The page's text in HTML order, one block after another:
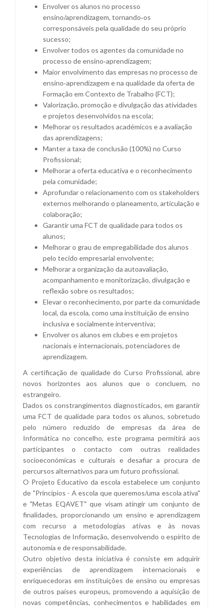
Envolver os alunos no processo
ensino/aprendizagem, tornando‐os
corresponsáveis pela qualidade do seu próprio
sucesso;
Envolver todos os agentes da comunidade no
processo de ensino‐aprendizagem;
Maior envolvimento das empresas no processo de
ensino‐aprendizagem e na qualidade da oferta de
Formação em Contexto de Trabalho (FCT);
Valorização, promoção e divulgação das atividades
e projetos desenvolvidos na escola;
Melhorar os resultados académicos e a avaliação
das aprendizagens;
Manter a taxa de conclusão (100%) no Curso
Profissional;
Melhorar a oferta educativa e o reconhecimento
pela comunidade;
Aprofundar o relacionamento com os stakeholders
externos melhorando o planeamento, articulação e
colaboração;
Garantir uma FCT de qualidade para todos os
alunos;
Melhorar o grau de empregabilidade dos alunos
pelo tecido empresarial envolvente;
Melhorar a organização da autoavaliação,
acompanhamento e monitorização, divulgação e
reflexão sobre os resultados;
Elevar o reconhecimento, por parte da comunidade
local, da escola, como uma instituição de ensino
inclusiva e socialmente interventiva;
Envolver os alunos em clubes e em projetos
nacionais e internacionais, potenciadores de
aprendizagem.
A certificação de qualidade do Curso Profissional, abre
novos horizontes aos alunos que o concluem, no
estrangeiro.
Dados os constrangimentos diagnosticados, em garantir
uma FCT de qualidade para todos os alunos, sobretudo
pelo número reduzido de empresas da área de
Informática no concelho, este programa permitirá aos
participantes o contacto com outras realidades
socioeconómicas e culturais e desafiar a procura de
percursos alternativos para um futuro profissional.
O Projeto Educativo da escola estabelece um conjunto
de "Princípios - A escola que queremos/uma escola ativa"
e "Metas EQAVET" que visam atingir um conjunto de
finalidades, proporcionando um ensino e aprendizagem
com recurso a metodologias ativas e às novas
Tecnologias de Informação, desenvolvendo o espírito de
autonomia e de responsabilidade.
Outro objetivo desta iniciativa é consiste em adquirir
experiências de aprendizagem internacionais e
enriquecedoras em instituições de ensino ou empresas
de outros países europeus, promovendo a aquisição de
novas competências, conhecimentos e habilidades em